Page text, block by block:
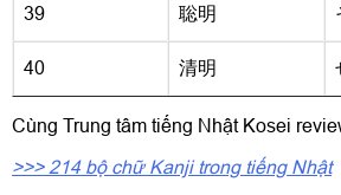
39 聡明
40 清明
Cùng Trung tâm tiếng Nhật Kosei
>>> 214 bộ chữ Kanji trong tiếng Nhật